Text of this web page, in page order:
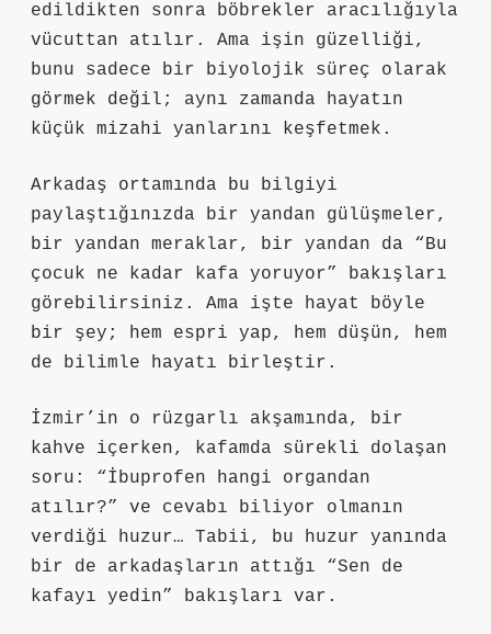
edildikten sonra böbrekler aracılığıyla
vücuttan atılır. Ama işin güzelliği,
bunu sadece bir biyolojik süreç olarak
görmek değil; aynı zamanda hayatın
küçük mizahi yanlarını keşfetmek.
Arkadaş ortamında bu bilgiyi
paylaştığınızda bir yandan gülüşmeler,
bir yandan meraklar, bir yandan da “Bu
çocuk ne kadar kafa yoruyor” bakışları
görebilirsiniz. Ama işte hayat böyle
bir şey; hem espri yap, hem düşün, hem
de bilimle hayatı birleştir.
İzmir’in o rüzgarlı akşamında, bir
kahve içerken, kafamda sürekli dolaşan
soru: “İbuprofen hangi organdan
atılır?” ve cevabı biliyor olmanın
verdiği huzur… Tabii, bu huzur yanında
bir de arkadaşların attığı “Sen de
kafayı yedin” bakışları var.